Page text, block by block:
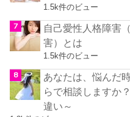
1.5k件のビュー
自己愛性人格障害
害）とは
1.5k件のビュー
あなたは、悩んだ
らで相談しますか
違い～